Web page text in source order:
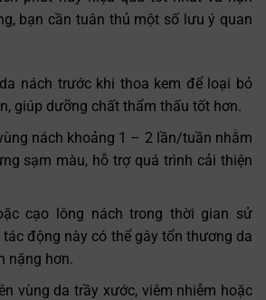
bạn cần tuân thủ một số lưu ý quan
nách trước khi thoa kem để loại bỏ
giúp dưỡng chất thẩm thấu tốt hơn.
nách khoảng 1 – 2 lần/tuần nhằm
sạm màu, hỗ trợ quá trình cải thiện
cạo lông nách trong thời gian sử
tác động này có thể gây tổn thương da
nặng hơn.
vùng da trầy xước, viêm nhiễm hoặc